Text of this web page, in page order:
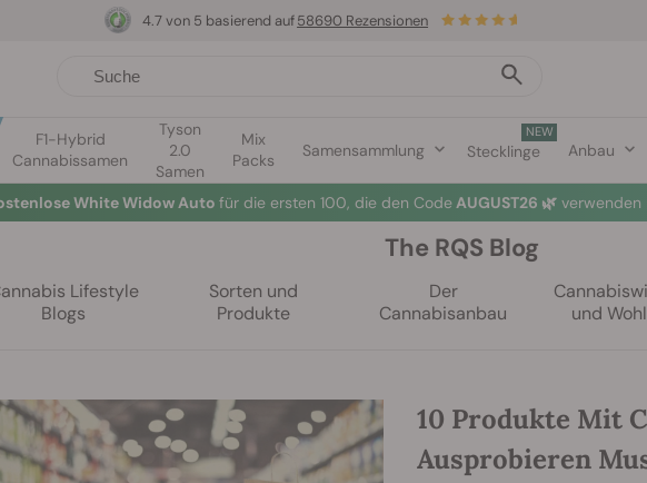
F1-Hybrid
Cannabissamen
Tyson
2.0
Samen
Mix
Packs
Samensammlung
NEW
Stecklinge Anbau
4.7 von 5 basierend auf58690 Rezensionen
White Widow Auto für die ersten 100, die den Code AUGUST26 🌿 verwenden
The RQS Blog
Lifestyle
Blogs
Sorten und
Produkte
Der
Cannabisanbau
und
10 Produkte Mit
Ausprobieren